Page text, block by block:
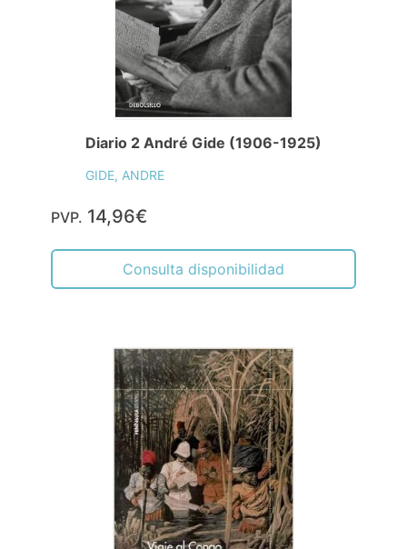
Diario 2 André Gide (1906-1925)
GIDE, ANDRE
PVP. 14,96€
Consulta disponibilidad